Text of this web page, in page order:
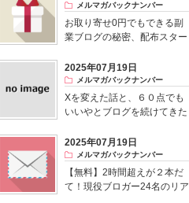
メルマガバックナンバー
お取り寄せ0円でもできる副
業ブログの秘密、配布スター
2025年07月19日
メルマガバックナンバー
Xを変えた話と、６０点でも
いいやとブログを続けてきた
2025年07月19日
メルマガバックナンバー
【無料】2時間超えが２本だ
て！現役ブロガー24名のリア